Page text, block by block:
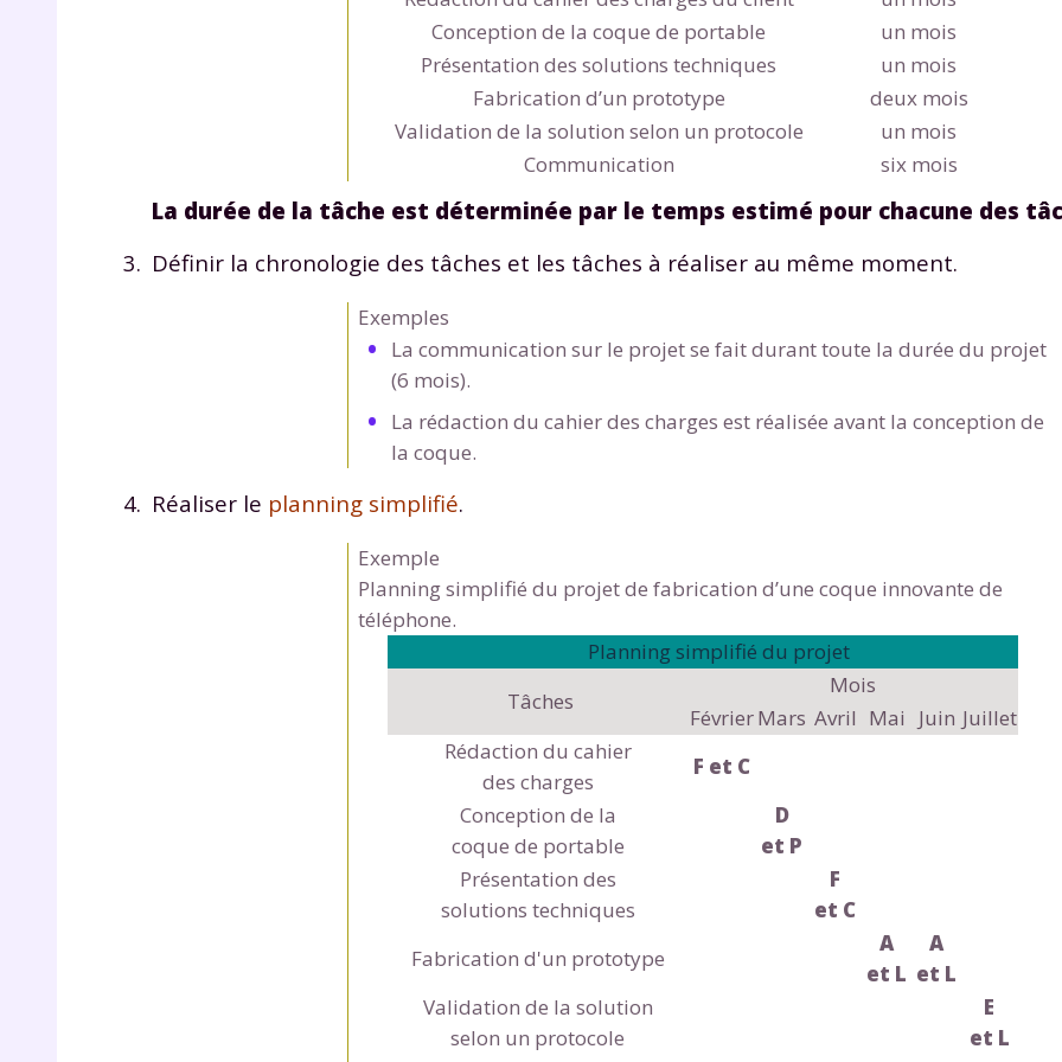
Conception de la coque de portable
un mois
Présentation des solutions techniques
un mois
Fabrication d’un prototype
deux mois
Validation de la solution selon un protocole
un mois
Communication
six mois
La durée de la tâche est déterminée par le temps estimé pour chacune des
Définir la chronologie des tâches et les tâches à réaliser au même moment.
Exemples
La communication sur le projet se fait durant toute la durée du projet
(6 mois).
La rédaction du cahier des charges est réalisée avant la conception de
la coque.
Réaliser le planning simplifié.
Exemple
Planning simplifié du projet de fabrication d’une coque innovante de
téléphone.
Planning simplifié du projet
Tâches
Mois
FévrierMars Avril Mai Juin Juillet
Rédaction du cahier
des charges
F et C
Conception de la
coque de portable
D
et P
Présentation des
solutions techniques
F
et C
Fabrication d'un prototype
A
et L
A
et L
Validation de la solution
selon un protocole
E
et L
de vos données personnelles et pour exercer vos droits, vous pouvez
notre charte.